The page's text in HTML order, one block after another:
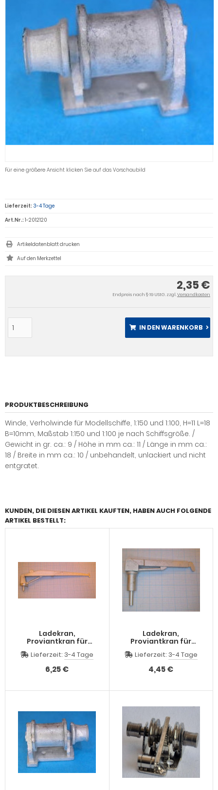
Für eine größere Ansicht klicken Sie auf das Vorschaubild
2,35 €
Endpreis nach § 19 UStG. zzgl.Versandkosten
IN DEN WARENKORB
Lieferzeit: 3-4 Tage
Art.Nr.: 1-2012120
Artikeldatenblatt drucken
PRODUKTBESCHREIBUNG
Winde, Verholwinde für Modellschiffe, 1:150 und 1:100, H=11 L=18
B=10mm, Maßstab 1:150 und 1:100 je nach Schiffsgröße. /
Gewicht in gr. ca.: 9 / Höhe in mm ca.: 11 / Länge in mm ca.:
18 / Breite in mm ca.: 10 / unbehandelt, unlackiert und nicht
entgratet.
KUNDEN, DIE DIESEN ARTIKEL KAUFTEN, HABEN AUCH FOLGENDE
ARTIKEL BESTELLT:
Ladekran,
Proviantkran für
Modellschiffe, 1:100,
H=24 L=107mm
Lieferzeit:3-4 Tage
6,25 €
Ladekran,
Proviantkran für
Modellschiffe, 1:100,
H=28 L=59mm
Lieferzeit: 3-4 Tage
4,45 €